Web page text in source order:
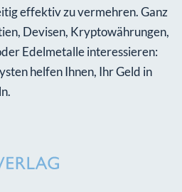
effektiv zu vermehren. Ganz
Devisen, Kryptowährungen,
Edelmetalle interessieren:
helfen Ihnen, Ihr Geld in